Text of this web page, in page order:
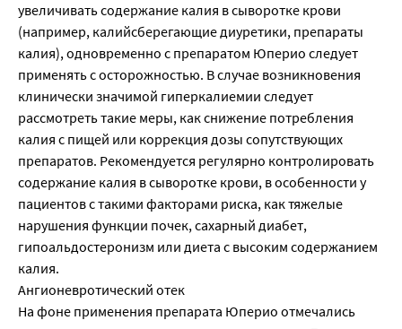
увеличивать содержание калия в сыворотке крови
(например, калийсберегающие диуретики, препараты
калия), одновременно с препаратом Юперио следует
применять с осторожностью. В случае возникновения
клинически значимой гиперкалиемии следует
рассмотреть такие меры, как снижение потребления
калия с пищей или коррекция дозы сопутствующих
препаратов. Рекомендуется регулярно контролировать
содержание калия в сыворотке крови, в особенности у
пациентов с такими факторами риска, как тяжелые
нарушения функции почек, сахарный диабет,
гипоальдостеронизм или диета с высоким содержанием
калия.
Ангионевротический отек
На фоне применения препарата Юперио отмечались